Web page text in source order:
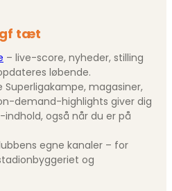
tæt
– live-score, nyheder, stilling
løbende.
Superligakampe, magasiner,
demand-highlights giver dig
indhold, også når du er på
egne kanaler – for
og